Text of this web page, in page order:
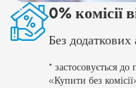
0% комісії
Без
* застосовується
«Купити без